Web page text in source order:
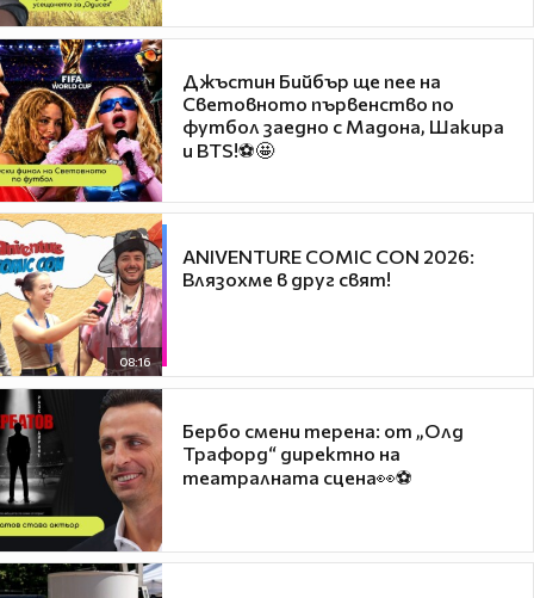
Джъстин Бийбър ще пее на
Световното първенство по
футбол заедно с Мадона, Шакира
и BTS!⚽🤩
08:16
ANIVENTURE COMIC CON 2026:
Влязохме в друг свят!
Бербо смени терена: от „Олд
Трафорд“ директно на
театралната сцена👀⚽